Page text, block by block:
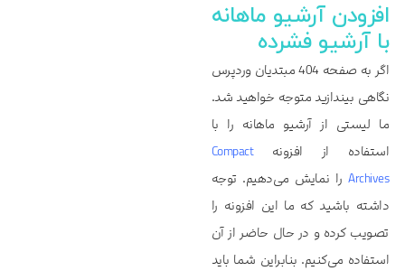
افزودن آرشیو ماهانه
با آرشیو فشرده
اگر به صفحه 404 مبتدیان وردپرس
نگاهی بیندازید متوجه خواهید شد.
ما لیستی از آرشیو ماهانه را با
استفاده از افزونهCompact
Archives را نمایش می‌دهیم. توجه
داشته باشید که ما این افزونه را
تصویب کرده و در حال حاضر از آن
استفاده می‌کنیم. بنابراین شما باید